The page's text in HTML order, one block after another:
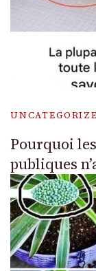
Pourquoi
publiques